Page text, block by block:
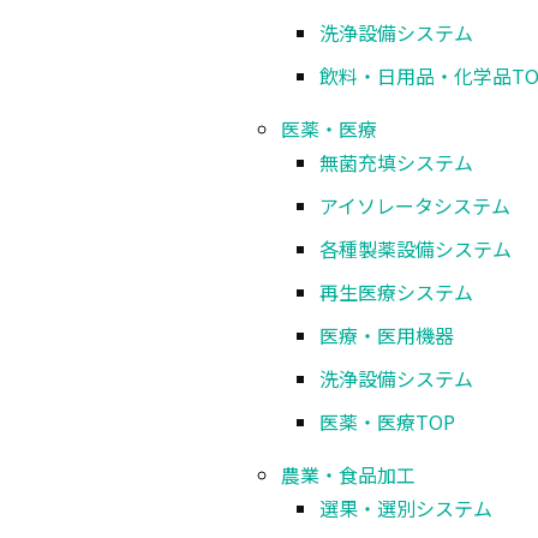
洗浄設備システム
飲料・日用品・化学品
医薬・医療
無菌充填システム
アイソレータシステム
各種製薬設備システム
再生医療システム
医療・医用機器
洗浄設備システム
医薬・医療TOP
農業・食品加工
選果・選別システム